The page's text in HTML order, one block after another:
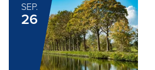
SEP.
26